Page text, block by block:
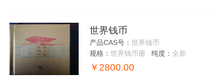
世界钱币
产品CAS号： 世界钱币
规格： 世界钱币册 纯度：全新
￥2800.00